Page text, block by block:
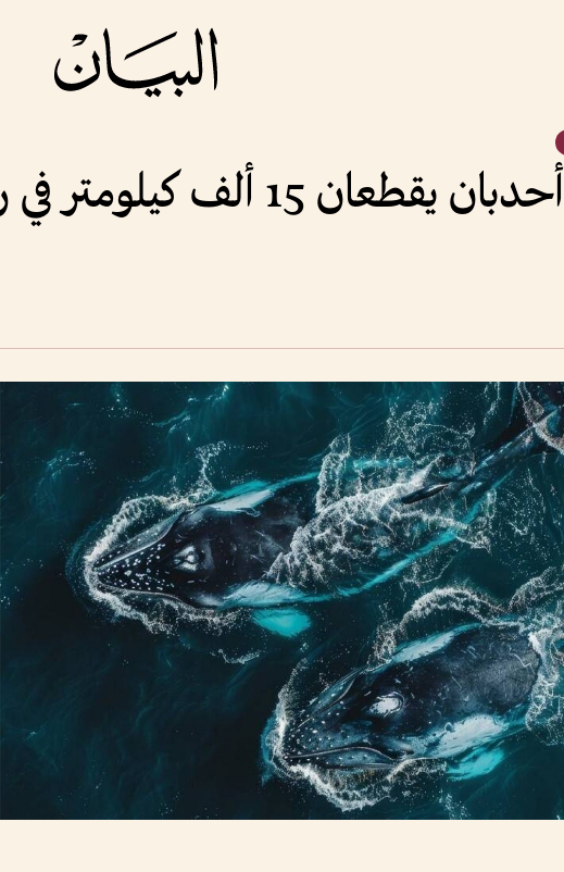
15 ألف كيلومتر في رحلة هجرة فريدة